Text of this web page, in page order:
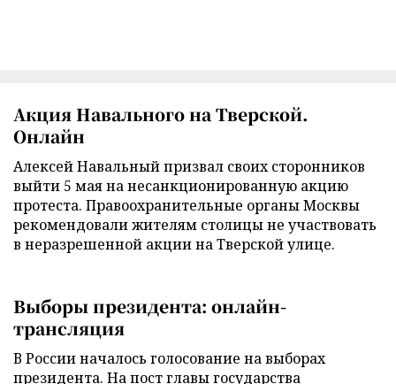
Акция Навального на Тверской.
Онлайн
Алексей Навальный призвал своих сторонников
выйти 5 мая на несанкционированную акцию
протеста. Правоохранительные органы Москвы
рекомендовали жителям столицы не участвовать
в неразрешенной акции на Тверской улице.
Выборы президента: онлайн-
трансляция
В России началось голосование на выборах
президента. На пост главы государства